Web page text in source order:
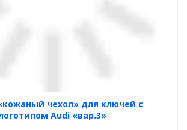
чехол» для ключей с
Audi «вар.3»